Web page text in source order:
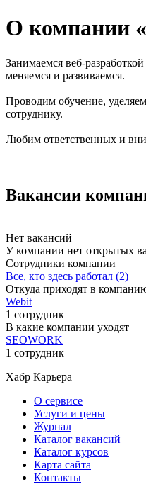
О компании
Занимаемся веб-
меняемся и развиваемся.
Проводим обучение,
сотруднику.
Любим ответственных и
Вакансии
Нет вакансий
У компании нет открытых
Сотрудники компании
Все, кто здесь работал (2)
Откуда приходят в
Webit
1 сотрудник
В какие компании уходят
SEOWORK
1 сотрудник
Хабр Карьера
О сервисе
Услуги и цены
Журнал
Каталог вакансий
Каталог курсов
Карта сайта
Контакты